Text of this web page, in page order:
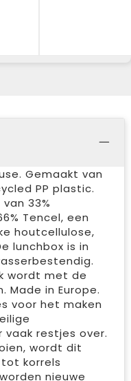
Gemaakt van
PP plastic.
33%
Tencel, een
houtcellulose,
lunchbox is in
wordt met de
Made in Europe.
voor het maken
vaak restjes over.
wordt dit
korrels
nieuwe